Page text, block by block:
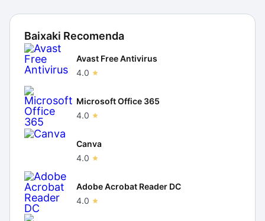
Baixaki Recomenda
Avast Free Antivirus
4.0
Microsoft Office 365
4.0
Canva
4.0
Adobe Acrobat Reader DC
4.0